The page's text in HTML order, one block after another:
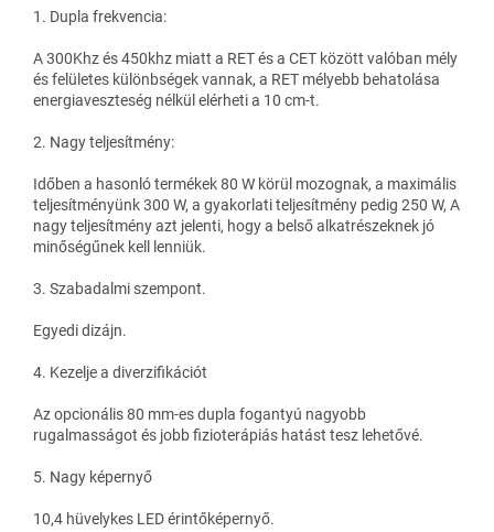
1. Dupla frekvencia:
A 300Khz és 450khz miatt a RET és a CET között valóban mély
és felületes különbségek vannak, a RET mélyebb behatolása
energiaveszteség nélkül elérheti a 10 cm-t.
2. Nagy teljesítmény:
Időben a hasonló termékek 80 W körül mozognak, a maximális
teljesítményünk 300 W, a gyakorlati teljesítmény pedig 250 W, A
nagy teljesítmény azt jelenti, hogy a belső alkatrészeknek jó
minőségűnek kell lenniük.
3. Szabadalmi szempont.
Egyedi dizájn.
4. Kezelje a diverzifikációt
Az opcionális 80 mm-es dupla fogantyú nagyobb
rugalmasságot és jobb fizioterápiás hatást tesz lehetővé.
5. Nagy képernyő
10,4 hüvelykes LED érintőképernyő.